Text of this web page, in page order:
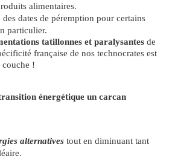
alimentaires.
dates de péremption pour certains
particulier.
tatillonnes et paralysantes de
française de nos technocrates est
couche !
énergétique un carcan
alternatives tout en diminuant tant